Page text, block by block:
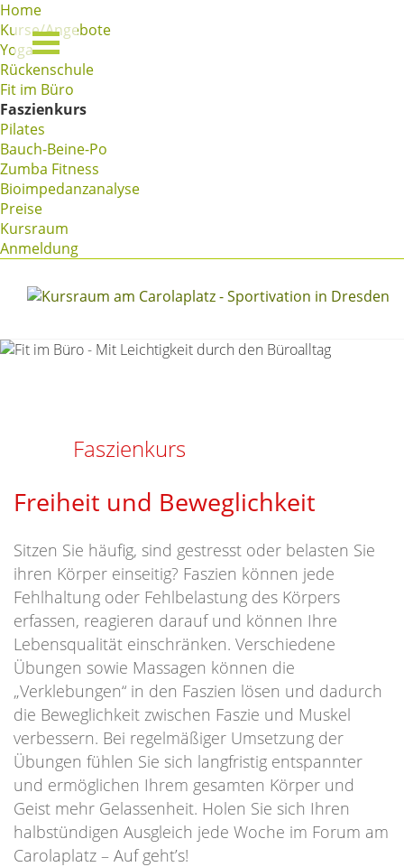
Home
Kurse/Angebote
Yoga
Rückenschule
Fit im Büro
Faszienkurs
Pilates
Bauch-Beine-Po
Zumba Fitness
Bioimpedanzanalyse
Preise
Kursraum
Anmeldung
Faszienkurs
Freiheit und Beweglichkeit
Sitzen Sie häufig, sind gestresst oder belasten Sie
ihren Körper einseitig? Faszien können jede
Fehlhaltung oder Fehlbelastung des Körpers
erfassen, reagieren darauf und können Ihre
Lebensqualität einschränken. Verschiedene
Übungen sowie Massagen können die
„Verklebungen“ in den Faszien lösen und dadurch
die Beweglichkeit zwischen Faszie und Muskel
verbessern. Bei regelmäßiger Umsetzung der
Übungen fühlen Sie sich langfristig entspannter
und ermöglichen Ihrem gesamten Körper und
Geist mehr Gelassenheit. Holen Sie sich Ihren
halbstündigen Ausgleich jede Woche im Forum am
Carolaplatz – Auf geht’s!